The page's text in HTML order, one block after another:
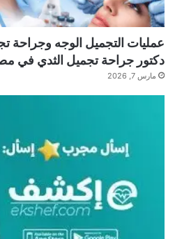
عمليات التجميل الوجه وجراحة
دكتور جراحة تجميل الثدي في
مارس 7, 2026